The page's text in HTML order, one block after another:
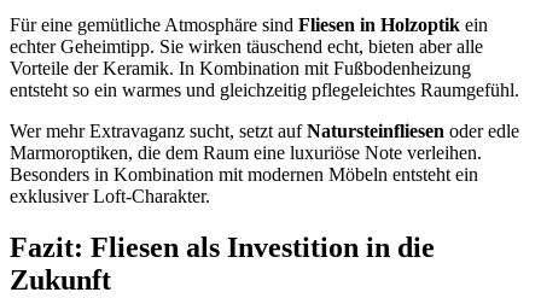
Für eine gemütliche Atmosphäre sind Fliesen in Holzoptik ein
echter Geheimtipp. Sie wirken täuschend echt, bieten aber alle
Vorteile der Keramik. In Kombination mit Fußbodenheizung
entsteht so ein warmes und gleichzeitig pflegeleichtes Raumgefühl.
Wer mehr Extravaganz sucht, setzt aufNatursteinfliesen oder edle
Marmoroptiken, die dem Raum eine luxuriöse Note verleihen.
Besonders in Kombination mit modernen Möbeln entsteht ein
exklusiver Loft-Charakter.
Fazit: Fliesen als Investition in die
Zukunft